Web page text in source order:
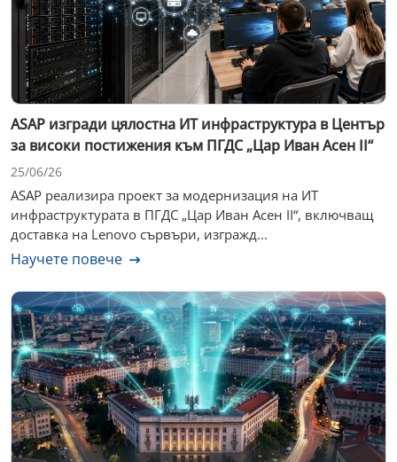
ASAP изгради цялостна ИТ инфраструктура в Център
за високи постижения към ПГДС „Цар Иван Асен II“
25/06/26
ASAP реализира проект за модернизация на ИТ
инфраструктурата в ПГДС „Цар Иван Асен II“, включващ
доставка на Lenovo сървъри, изгражд...
Научете повече